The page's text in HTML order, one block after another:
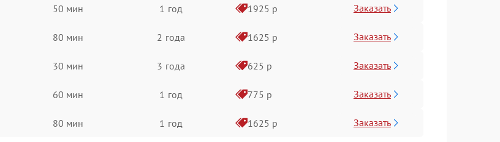
50 мин 1 год 1925 р Заказать
80 мин 2 года 1625 р Заказать
30 мин 3 года 625 р Заказать
60 мин 1 год 775 р Заказать
80 мин 1 год 1625 р Заказать